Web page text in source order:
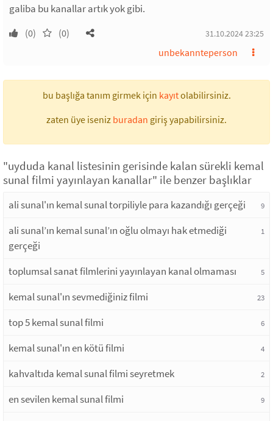
galiba bu kanallar artık yok gibi.
(0) (0) 31.10.2024 23:25
unbekannteperson
bu başlığa tanım girmek için kayıtolabilirsiniz.
zaten üye iseniz buradan giriş yapabilirsiniz.
"uyduda kanal listesinin gerisinde kalan sürekli kemal
sunal filmi yayınlayan kanallar" ile benzer başlıklar
ali sunal'ın kemal sunal torpiliyle para kazandığı gerçeği 9
ali sunal’ın kemal sunal’ın oğlu olmayı hak etmediği
gerçeği
1
toplumsal sanat filmlerini yayınlayan kanal olmaması 5
kemal sunal'ın sevmediğiniz filmi 23
top 5 kemal sunal filmi 6
kemal sunal'ın en kötü filmi 4
kahvaltıda kemal sunal filmi seyretmek 2
en sevilen kemal sunal filmi 9